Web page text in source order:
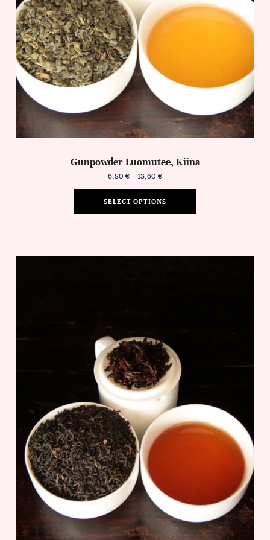
Gunpowder Luomutee, Kiina
6,80 €– 13,60 €
SELECT OPTIONS